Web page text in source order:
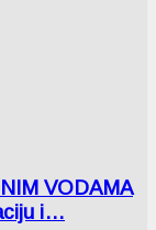
VODAMA
i…